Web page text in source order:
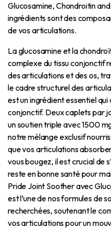
Glucosamine, Chondroitin
ingrédients sont des
de vos articulations.
La glucosamine et la
complexe du tissu conjonctif
des articulations et des os,
le cadre structurel des
est un ingrédient essentiel
conjonctif. Deux caplets par
un soutien triple avec 1500
notre mélange exclusif
que vos articulations
vous bougez, il est crucial de
reste en bonne santé pour
Pride Joint Soother avec
est l’une de nos formules de
recherchées, soutenant le
vos articulations pour un